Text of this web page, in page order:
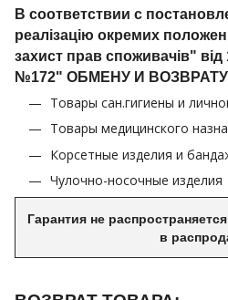
В соответствии с
реалізацію окремих
захист прав споживачів" від
№172" ОБМЕНУ И
Товары сан.гигиены и
Товары медицинского
Корсетные изделия и
Чулочно-носочные изделия
Гарантия не
в